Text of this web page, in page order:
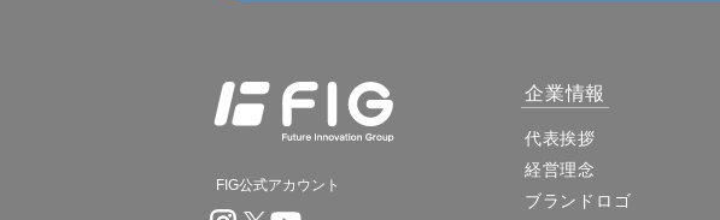
FIG公式アカウント
企業情報
代表挨拶
経営理念
ブランドロゴ